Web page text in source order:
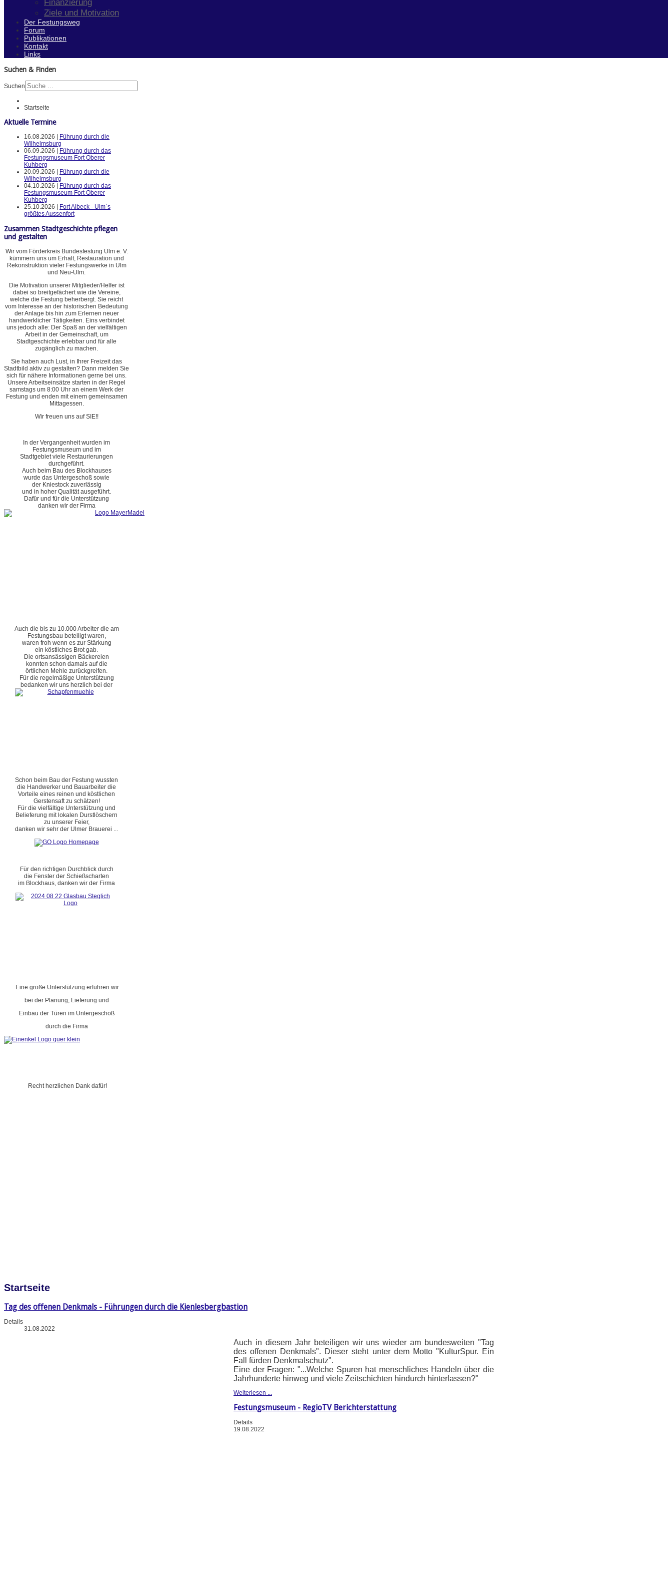
Finanzierung
Ziele und Motivation
Der Festungsweg
Forum
Publikationen
Kontakt
Links
Suchen & Finden
Suchen
Startseite
Aktuelle Termine
16.08.2026 |
Führung durch die
Wilhelmsburg
06.09.2026 |
Führung durch das
Festungsmuseum Fort Oberer
Kuhberg
20.09.2026 |
Führung durch die
Wilhelmsburg
04.10.2026 |
Führung durch das
Festungsmuseum Fort Oberer
Kuhberg
25.10.2026 |
Fort Albeck - Ulm`s
größtes Aussenfort
Zusammen Stadtgeschichte pflegen
und gestalten
Wir vom Förderkreis Bundesfestung Ulm e. V.
kümmern uns um Erhalt, Restauration und
Rekonstruktion vieler Festungswerke in Ulm
und Neu-Ulm.
Die Motivation unserer Mitglieder/Helfer ist
dabei so breitgefächert wie die Vereine,
welche die Festung beherbergt. Sie reicht
vom Interesse an der historischen Bedeutung
der Anlage bis hin zum Erlernen neuer
handwerklicher Tätigkeiten. Eins verbindet
uns jedoch alle: Der Spaß an der vielfältigen
Arbeit in der Gemeinschaft, um
Stadtgeschichte erlebbar und für alle
zugänglich zu machen.
Sie haben auch Lust, in Ihrer Freizeit das
Stadtbild aktiv zu gestalten? Dann melden Sie
sich für nähere Informationen gerne bei uns.
Unsere Arbeitseinsätze starten in der Regel
samstags um 8:00 Uhr an einem Werk der
Festung und enden mit einem gemeinsamen
Mittagessen.
Wir freuen uns auf SIE!!
In der Vergangenheit wurden im
Festungsmuseum und im
Stadtgebiet viele Restaurierungen
durchgeführt.
Auch beim Bau des Blockhauses
wurde das Untergeschoß sowie
der Kniestock zuverlässig
und in hoher Qualität ausgeführt.
Dafür und für die Unterstützung
danken wir der Firma
Auch die bis zu 10.000 Arbeiter die am
Festungsbau beteiligt waren,
waren froh wenn es zur Stärkung
ein köstliches Brot gab.
Die ortsansässigen Bäckereien
konnten schon damals auf die
örtlichen Mehle zurückgreifen.
Für die regelmäßige Unterstützung
bedanken wir uns herzlich bei der
Schon beim Bau der Festung wussten
die Handwerker und Bauarbeiter die
Vorteile eines reinen und köstlichen
Gerstensaft zu schätzen!
Für die vielfältige Unterstützung und
Belieferung mit lokalen Durstlöschern
zu unserer Feier,
danken wir sehr der Ulmer Brauerei ...
Für den richtigen Durchblick durch
die Fenster der Schießscharten
im Blockhaus, danken wir der Firma
Eine große Unterstützung erfuhren wir
bei der Planung, Lieferung und
Einbau der Türen im Untergeschoß
durch die Firma
Recht herzlichen Dank dafür!
Startseite
Tag des offenen Denkmals - Führungen durch die Kienlesbergbastion
Details
31.08.2022
Auch in diesem Jahr beteiligen wir uns wieder am bundesweiten "Tag
des offenen Denkmals". Dieser steht unter dem Motto "KulturSpur. Ein
Fall fürden Denkmalschutz".
Eine der Fragen: "...Welche Spuren hat menschliches Handeln über die
Jahrhunderte hinweg und viele Zeitschichten hindurch hinterlassen?"
Weiterlesen ...
Festungsmuseum - RegioTV Berichterstattung
Details
19.08.2022